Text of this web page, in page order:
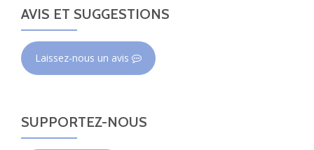
AVIS ET SUGGESTIONS
Laissez-nous un avis
SUPPORTEZ-NOUS